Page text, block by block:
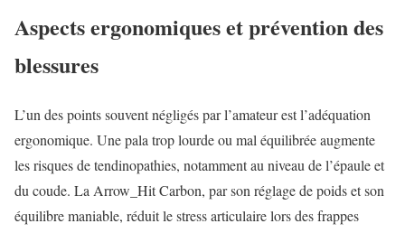
Aspects ergonomiques et prévention des
blessures
L’un des points souvent négligés par l’amateur est l’adéquation
ergonomique. Une pala trop lourde ou mal équilibrée augmente
les risques de tendinopathies, notamment au niveau de l’épaule et
du coude. La Arrow_Hit Carbon, par son réglage de poids et son
équilibre maniable, réduit le stress articulaire lors des frappes